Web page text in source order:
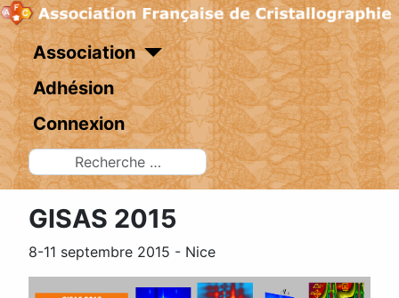
Association
Adhésion
Connexion
Rechercher
GISAS 2015
8-11 septembre 2015 - Nice